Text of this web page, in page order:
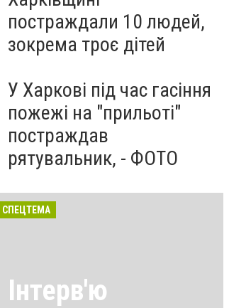
постраждали 10 людей,
зокрема троє дітей
У Харкові під час гасіння
пожежі на "прильоті"
постраждав
рятувальник, - ФОТО
СПЕЦТЕМА
Інтерв'ю